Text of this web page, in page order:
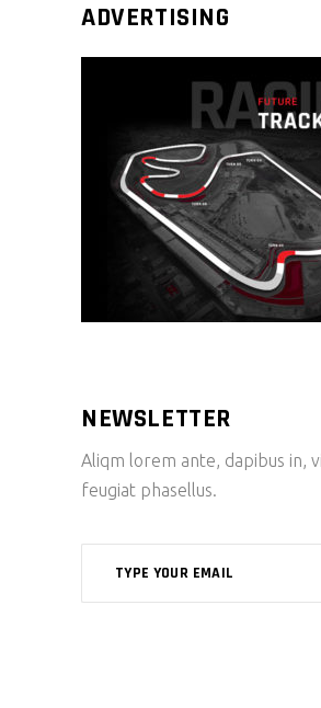
ADVERTISING
NEWSLETTER
Aliqm lorem ante, dapibus in,
feugiat phasellus.